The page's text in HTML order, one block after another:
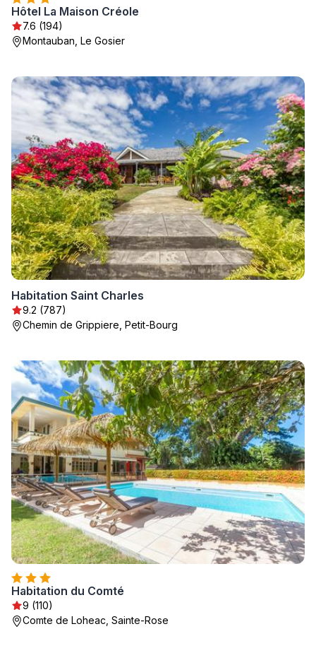
Hôtel La Maison Créole
7.6 (194)
Montauban, Le Gosier
Habitation Saint Charles
9.2 (787)
Chemin de Grippiere, Petit-Bourg
Habitation du Comté
9 (110)
Comte de Loheac, Sainte-Rose